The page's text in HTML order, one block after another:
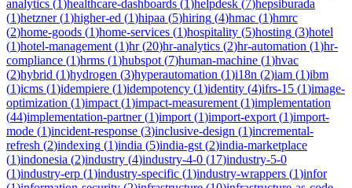
analytics (1)healthcare-dashboards (1)helpdesk (7)hepsiburada
(1)hetzner(1)higher-ed (1)hipaa (5)hiring (4)hmac (1)hmrc
(2)home-goods (1)home-services (1)hospitality (5)hosting (3)hotel
(1)hotel-management (1)hr(20)hr-analytics (2)hr-automation (1)hr-
compliance (1)hrms (1)hubspot (7)human-machine (1)hvac
(2)hybrid (1)hydrogen (3)hyperautomation (1)i18n (2)iam (1)ibm
(1)icms (1)idempiere (1)idempotency (1)identity (4)ifrs-15 (1)image-
optimization (1)impact (1)impact-measurement (1)implementation
(44)implementation-partner(1)import (1)import-export (1)import-
mode (1)incident-response (3)inclusive-design (1)incremental-
refresh (2)indexing (1)india (5)india-gst (2)india-marketplace
(1)indonesia (2)industry (4)industry-4-0 (17)industry-5-0
(1)industry-erp (1)industry-specific (1)industry-wrappers (1)infor